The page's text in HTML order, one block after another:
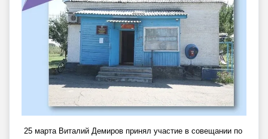
25 марта Виталий Демиров принял участие в совещании по